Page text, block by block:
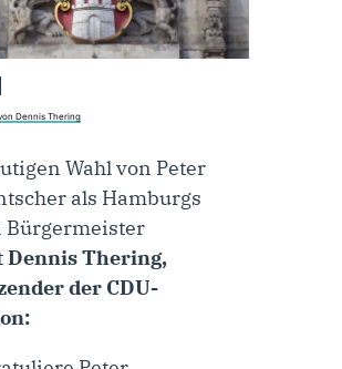
Dennis Thering
Wahl von Peter
als Hamburgs
Bürgermeister
Dennis Thering,
der CDU-